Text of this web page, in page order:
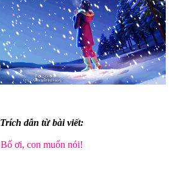
Trích dẫn từ bài viết:
Bố ơi, con muốn nói!